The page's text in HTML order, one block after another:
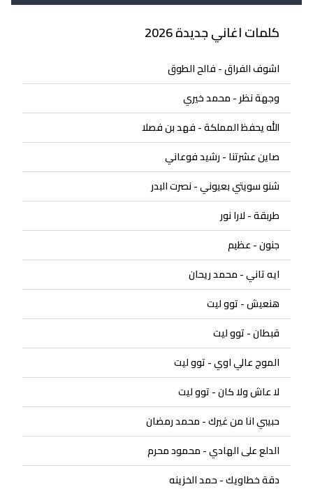
كلمات اغاني جديدة 2026
اشوف الفراق - فالح الطوق
وجهة نظر - محمد خيري
الله يحفظ المملكة - فهد بن فصلا
صاين عشرتنا - رشيد فوعاني
شنو سويتي بعيوني - نصرت البدر
طربقة - لارا نور
جنون - عظيم
ايه تاني - محمد ريحان
هنعيش - توو ليت
قبطان - توو ليت
الموج عالي اوي - توو ليت
لا عاش ولا كان - توو ليت
حبيبي انا من غيرك - محمد رمضان
الدلع على الهادي - محمود محرم
دقة خطاويك - حمد الخزينه